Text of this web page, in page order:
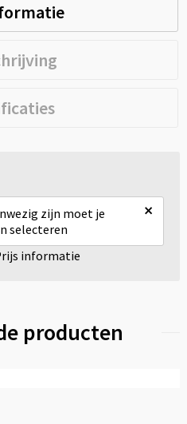
zijn moet je
selecteren
×
informatie
producten